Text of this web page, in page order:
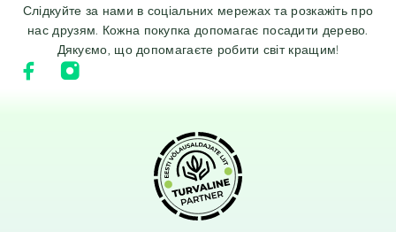
Слідкуйте за нами в соціальних мережах та розкажіть про
нас друзям. Кожна покупка допомагає посадити дерево.
Дякуємо, що допомагаєте робити світ кращим!